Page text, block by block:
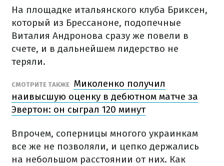
На площадке итальянского клуба Бриксен,
который из Брессаноне, подопечные
Виталия Андронова сразу же повели в
счете, и в дальнейшем лидерство не
теряли.
СМОТРИТЕ ТАКЖЕ Миколенко получил
наивысшую оценку в дебютном матче за
Эвертон: он сыграл 120 минут
Впрочем, соперницы многого украинкам
все же не позволяли, и цепко держались
на небольшом расстоянии от них. Как